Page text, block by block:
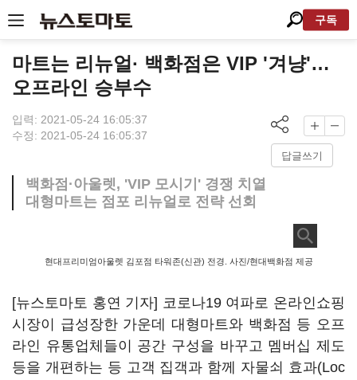
구독
마트는 리뉴얼· 백화점은 VIP '겨냥'…
오프라인 승부수
입력: 2021-05-24 16:05:37
수정: 2021-05-24 16:05:37
답글쓰기
백화점·아울렛, 'VIP 모시기' 경쟁 치열
대형마트는 점포 리뉴얼로 전략 선회
현대프리미엄아울렛 김포점 타워존(신관) 전경. 사진/현대백화점 제공
[뉴스토마토 홍연 기자] 코로나19 여파로 온라인쇼핑
시장이 급성장한 가운데 대형마트와 백화점 등 오프
라인 유통업체들이 공간 구성을 바꾸고 멤버십 제도
등을 개편하는 등 고객 집객과 함께 자물쇠 효과(Loc